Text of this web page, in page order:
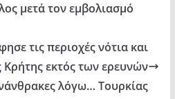
μετά τον εμβολιασμό
τις περιοχές νότια και
Κρήτης εκτός των ερευνών
λόγω… Τουρκίας